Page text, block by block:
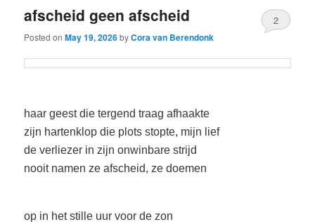
afscheid geen afscheid
Posted onMay 19, 2026byCora van Berendonk
2
haar geest die tergend traag afhaakte
zijn hartenklop die plots stopte, mijn lief
de verliezer in zijn onwinbare strijd
nooit namen ze afscheid, ze doemen
op in het stille uur voor de zon